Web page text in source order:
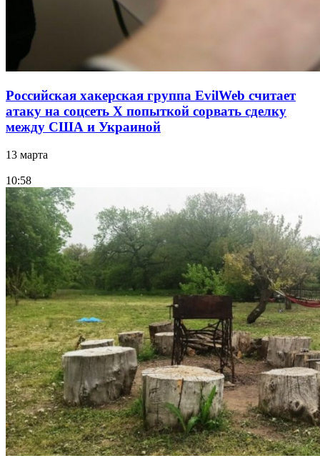
Российская хакерская группа EvilWeb считает
атаку на соцсеть Х попыткой сорвать сделку
между США и Украиной
13 марта
10:58